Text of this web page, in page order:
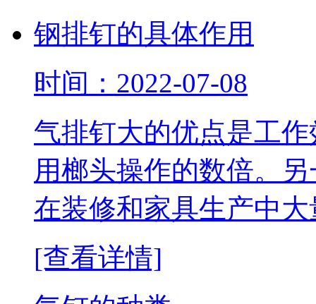
钢排钉的具体作用
时间：2022-07-08
气排钉大的优点是工
用榔头操作的数倍。
在装修和家具生产中
[查看详情]